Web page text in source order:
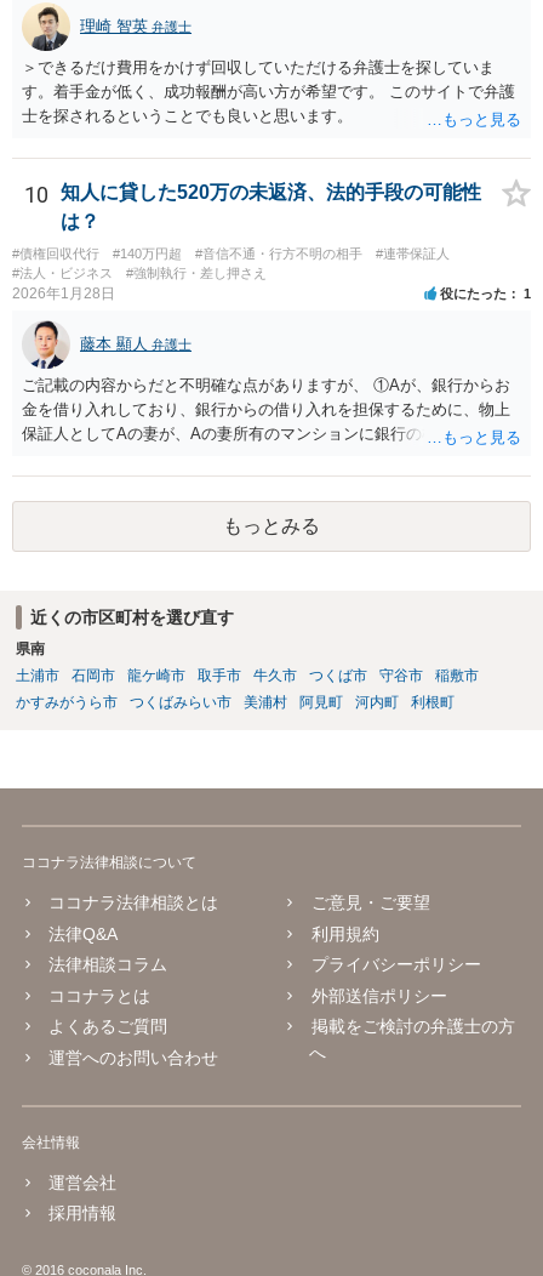
理崎 智英 弁護士
＞できるだけ費用をかけず回収していただける弁護士を探していま
す。着手金が低く、成功報酬が高い方が希望です。 このサイトで弁護
士を探されるということでも良いと思います。
10
知人に貸した520万の未返済、法的手段の可能性
は？
#債権回収代行 #140万円超 #音信不通・行方不明の相手
#連帯保証人
#法人・ビジネス
#強制執行・差し押さえ
2026年1月28日 役にたった 1
藤本 顯人 弁護士
ご記載の内容からだと不明確な点がありますが、 ①Aが、銀行からお
金を借り入れしており、銀行からの借り入れを担保するために、物上
保証人としてAの妻が、Aの妻所有のマンションに銀行の根抵当権を入
を担保するために、根抵当権としてAの妻のマンションに根抵当権が設
定されているという可能性 です。 状況からすると、①だと思います。
①だとした場合、現状ですと、Aには全く弁済能力がないので、回収は
非常に厳しいと思われます。
もっとみる
近くの市区町村を選び直す
県南
土浦市
石岡市 龍ケ崎市 取手市 牛久市 つくば市 守谷市
稲敷市
かすみがうら市
つくばみらい市 美浦村 阿見町 河内町 利根町
ココナラ法律相談について
ココナラ法律相談とは
法律Q&A
法律相談コラム
ココナラとは
よくあるご質問
運営へのお問い合わせ
ご意見・ご要望
利用規約
プライバシーポリシー
外部送信ポリシー
掲載をご検討の弁護士の方
へ
会社情報
運営会社
採用情報
© 2016 coconala Inc.